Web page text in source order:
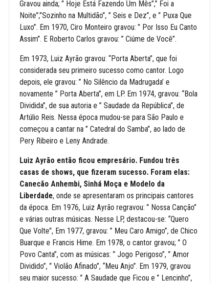
Gravou ainda; ” Hoje Está Fazendo Um Mês”,” Foi a
Noite”,”Sozinho na Multidão”, ” Seis e Dez”, e ” Puxa Que
Luxo”. Em 1970, Ciro Monteiro gravou: ” Por Isso Eu Canto
Assim”. E Roberto Carlos gravou: ” Ciúme de Você”.
Em 1973, Luiz Ayrão gravou: “Porta Aberta”, que foi
considerada seu primeiro sucesso como cantor. Logo
depois, ele gravou: ” No Silêncio da Madrugada’ e
novamente ” Porta Aberta”, em LP. Em 1974, gravou: “Bola
Dividida”, de sua autoria e ” Saudade da República”, de
Artúlio Reis. Nessa época mudou-se para São Paulo e
começou a cantar na ” Catedral do Samba”, ao lado de
Pery Ribeiro e Leny Andrade.
Luiz Ayrão então ficou empresário. Fundou três
casas de shows, que fizeram sucesso. Foram elas:
Canecão Anhembi, Sinhá Moça e Modelo da
Liberdade, onde se apresentaram os principais cantores
da época. Em 1976, Luiz Ayrão regravou: ” Nossa Canção”
e várias outras músicas. Nesse LP, destacou-se: “Quero
Que Volte”, Em 1977, gravou: ” Meu Caro Amigo”, de Chico
Buarque e Francis Hime. Em 1978, o cantor gravou; ” O
Povo Canta”, com as músicas: ” Jogo Perigoso”, ” Amor
Dividido”, ” Violão Afinado”, “Meu Anjo”. Em 1979, gravou
seu maior sucesso: ” A Saudade que Ficou e ” Lencinho”,